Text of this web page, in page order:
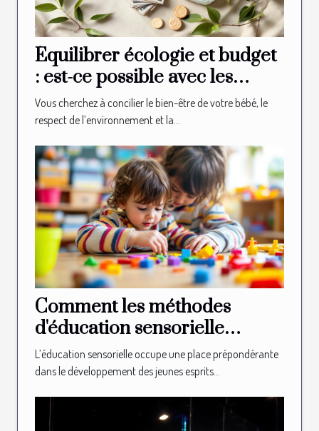
Équilibrer écologie et budget
: est-ce possible avec les
couches bio ?
Vous cherchez à concilier le bien-être de votre bébé, le
respect de l’environnement et la...
Comment les méthodes
d'éducation sensorielle
façonnent-elles les jeunes
esprits ?
L’éducation sensorielle occupe une place prépondérante
dans le développement des jeunes esprits...